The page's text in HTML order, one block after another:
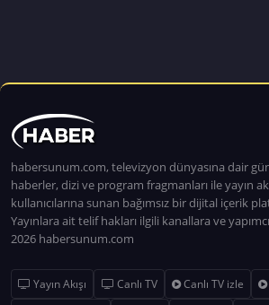
habersunum.com, televizyon dünyasına dair
haberler, dizi ve program fragmanları ile yayın
kullanıcılarına sunan bağımsız bir dijital içerik
Yayınlara ait telif hakları ilgili kanallara ve
2026 habersunum.com
Yayın Akışı Canlı TV Canlı TV izle